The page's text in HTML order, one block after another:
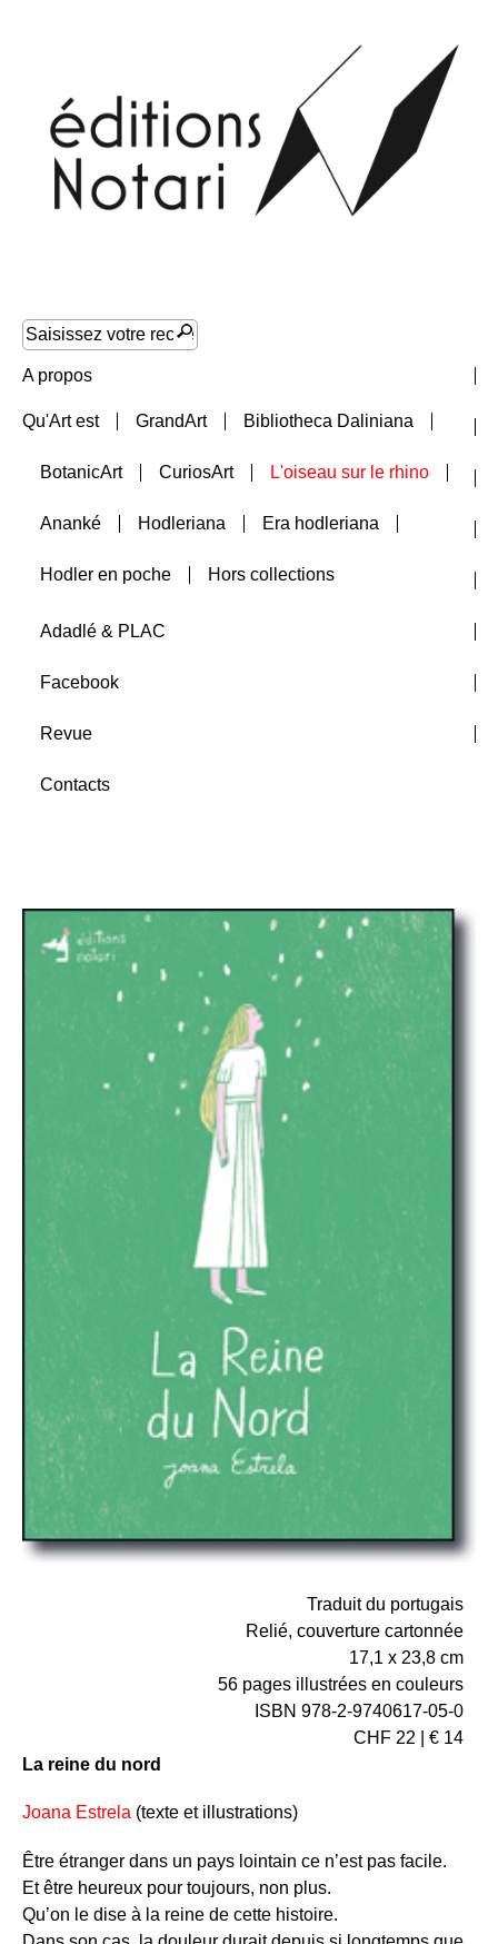
A propos
Nouveautés
Collections
Qu'Art est GrandArt Bibliotheca Daliniana
BotanicArt CuriosArt L'oiseau sur le rhino
Ananké Hodleriana Era hodleriana
Hodler en poche Hors collections
Auteurs
A paraître
Adadlé & PLAC
Facebook
Revue
Contacts
Traduit du portugais
Relié, couverture cartonnée
17,1 x 23,8 cm
56 pages illustrées en couleurs
ISBN 978-2-9740617-05-0
CHF 22 | € 14
La reine du nord
Joana Estrela (texte et illustrations)
Être étranger dans un pays lointain ce n’est pas facile.
Et être heureux pour toujours, non plus.
Qu’on le dise à la reine de cette histoire.